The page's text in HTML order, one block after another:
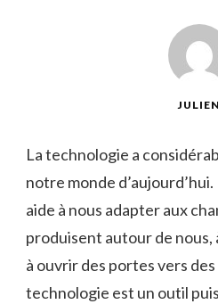
JULIEN
La technologie a
notre monde
aide à nous adapter aux
produisent autour de nous,
à ouvrir des portes vers
technologie est un outil